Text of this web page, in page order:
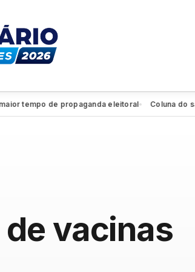
de propaganda eleitoral● Coluna do
vacinas